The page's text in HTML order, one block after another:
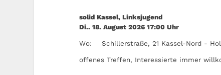
solid Kassel, Linksjugend
Di.. 18. August 2026 17:00 Uhr
Wo: Schillerstraße, 21 Kassel-Nord -
offenes Treffen, Interessierte immer